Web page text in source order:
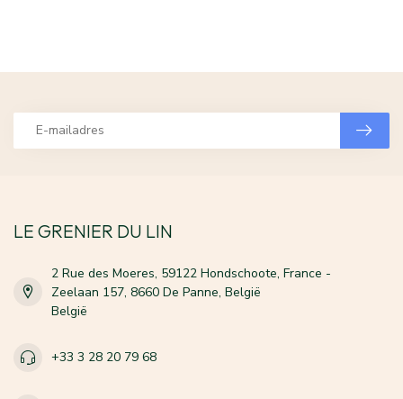
LE GRENIER DU LIN
2 Rue des Moeres, 59122 Hondschoote, France -
Zeelaan 157, 8660 De Panne, België
België
+33 3 28 20 79 68